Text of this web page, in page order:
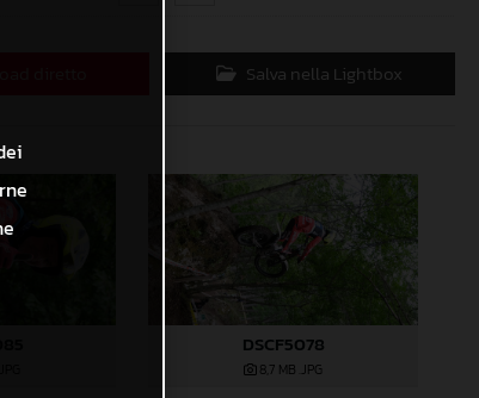
Salva nella Lightbox
DSCF5078
8,7 MB .JPG